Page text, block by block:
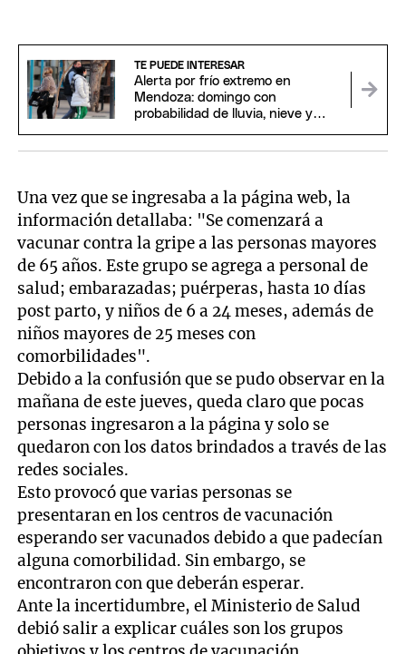
TE PUEDE INTERESAR
Alerta por frío extremo en
Mendoza: domingo con
probabilidad de lluvia, nieve y
Una vez que se ingresaba a la página web, la
información detallaba: "Se comenzará a
vacunar contra la gripe a las personas mayores
de 65 años. Este grupo se agrega a personal de
salud; embarazadas; puérperas, hasta 10 días
post parto, y niños de 6 a 24 meses, además de
niños mayores de 25 meses con
comorbilidades".
Debido a la confusión que se pudo observar en la
mañana de este jueves, queda claro que pocas
personas ingresaron a la página y solo se
quedaron con los datos brindados a través de las
redes sociales.
Esto provocó que varias personas se
presentaran en los centros de vacunación
esperando ser vacunados debido a que padecían
alguna comorbilidad. Sin embargo, se
encontraron con que deberán esperar.
Ante la incertidumbre, el Ministerio de Salud
debió salir a explicar cuáles son los grupos